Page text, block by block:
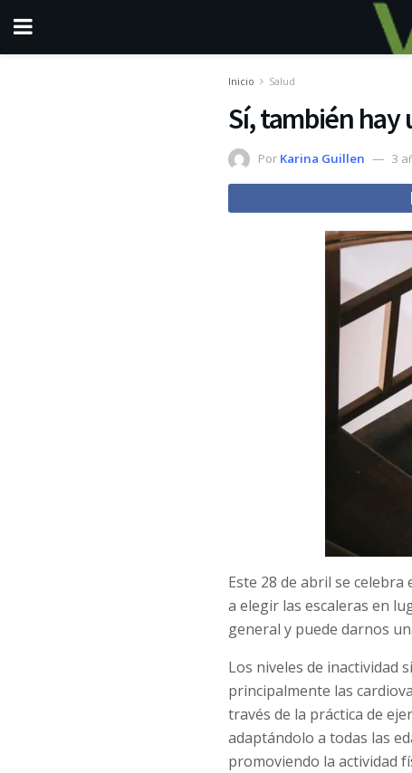
Inicio Salud
Sí, también hay
Por Karina Guillen 3
Este 28 de abril se
a elegir las escaleras en
general y puede darnos
Los niveles de inactividad
principalmente las
través de la práctica de
adaptándolo a todas las
promoviendo la actividad